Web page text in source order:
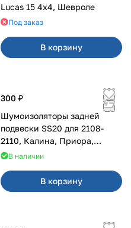
Lucas 15 4х4, Шевроле
Под заказ
В корзину
300 ₽
Шумоизоляторы задней
подвески SS20 для 2108-
2110, Калина, Приора,
Гранта
В наличии
В корзину